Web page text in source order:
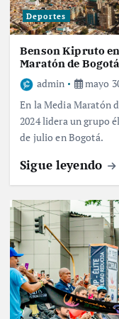
Deportes
Benson Kipruto
Maratón de Bogotá
admin
mayo
En la Media Maratón
2024 lidera un grupo
de julio en Bogotá.
Sigue leyendo